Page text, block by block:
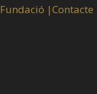
Fundació |Contacte